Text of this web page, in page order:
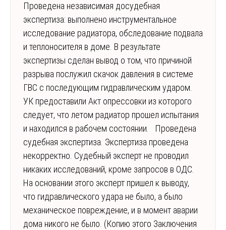
Проведена независимая досудебная
экспертиза: выполнено инструментальное
исследование радиатора, обследование подвала
и теплоносителя в доме. В результате
экспертизы сделан вывод о том, что причиной
разрыва послужил скачок давления в системе
ГВС с последующим гидравлическим ударом.
УК предоставили Акт опрессовки из которого
следует, что летом радиатор прошел испытания
и находился в рабочем состоянии. Проведена
судебная экспертиза. Экспертиза проведена
некорректно. Судебный эксперт не проводил
никаких исследований, кроме запросов в ОДС.
На основании этого эксперт пришел к выводу,
что гидравлического удара не было, а было
механическое повреждение, и в момент аварии
дома никого не было. (Копию этого Заключения